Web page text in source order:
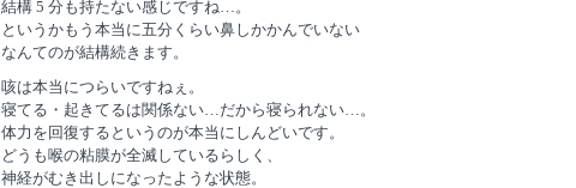
結構 5 分も持たない感じですね…。
というかもう本当に五分くらい鼻しかかんでいない
なんてのが結構続きます。
咳は本当につらいですねぇ。
寝てる・起きてるは関係ない…だから寝られない…。
体力を回復するというのが本当にしんどいです。
どうも喉の粘膜が全滅しているらしく、
神経がむき出しになったような状態。